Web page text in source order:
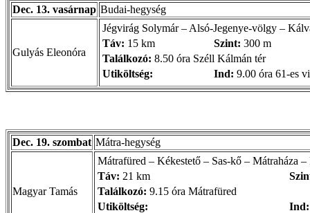
Dec. 13. vasárnap Budai-hegység
Gulyás Eleonóra
Jégvirág Solymár – Alsó-Jegenye-völgy –
Táv: 15 km Szint: 300 m
Találkozó: 8.50 óra Széll Kálmán tér
Utiköltség:
Ind: 9.00 óra 61-es
Dec. 19. szombat Mátra-hegység
Magyar Tamás
Mátrafüred – Kékestető – Sas-kő – Mátraháza
Táv: 21 km
Találkozó: 9.15 óra Mátrafüred
Utiköltség:
Ind: